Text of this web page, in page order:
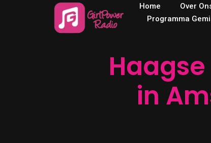
Home Over
Programma
in